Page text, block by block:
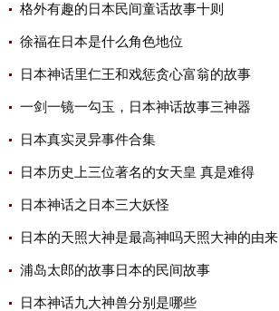
格外有趣的日本民间童话故事十则
徐福在日本是什么角色地位
日本神话里仁王和戏惩贪心富翁的故事
一剑一镜一勾玉，日本神话故事三神器
日本真实灵异事件合集
日本历史上三位著名的女天皇 真是难得
日本神话之日本三大妖怪
日本的天照大神是最高神吗天照大神的由来
浦岛太郎的故事日本的民间故事
日本神话九大神兽分别是哪些